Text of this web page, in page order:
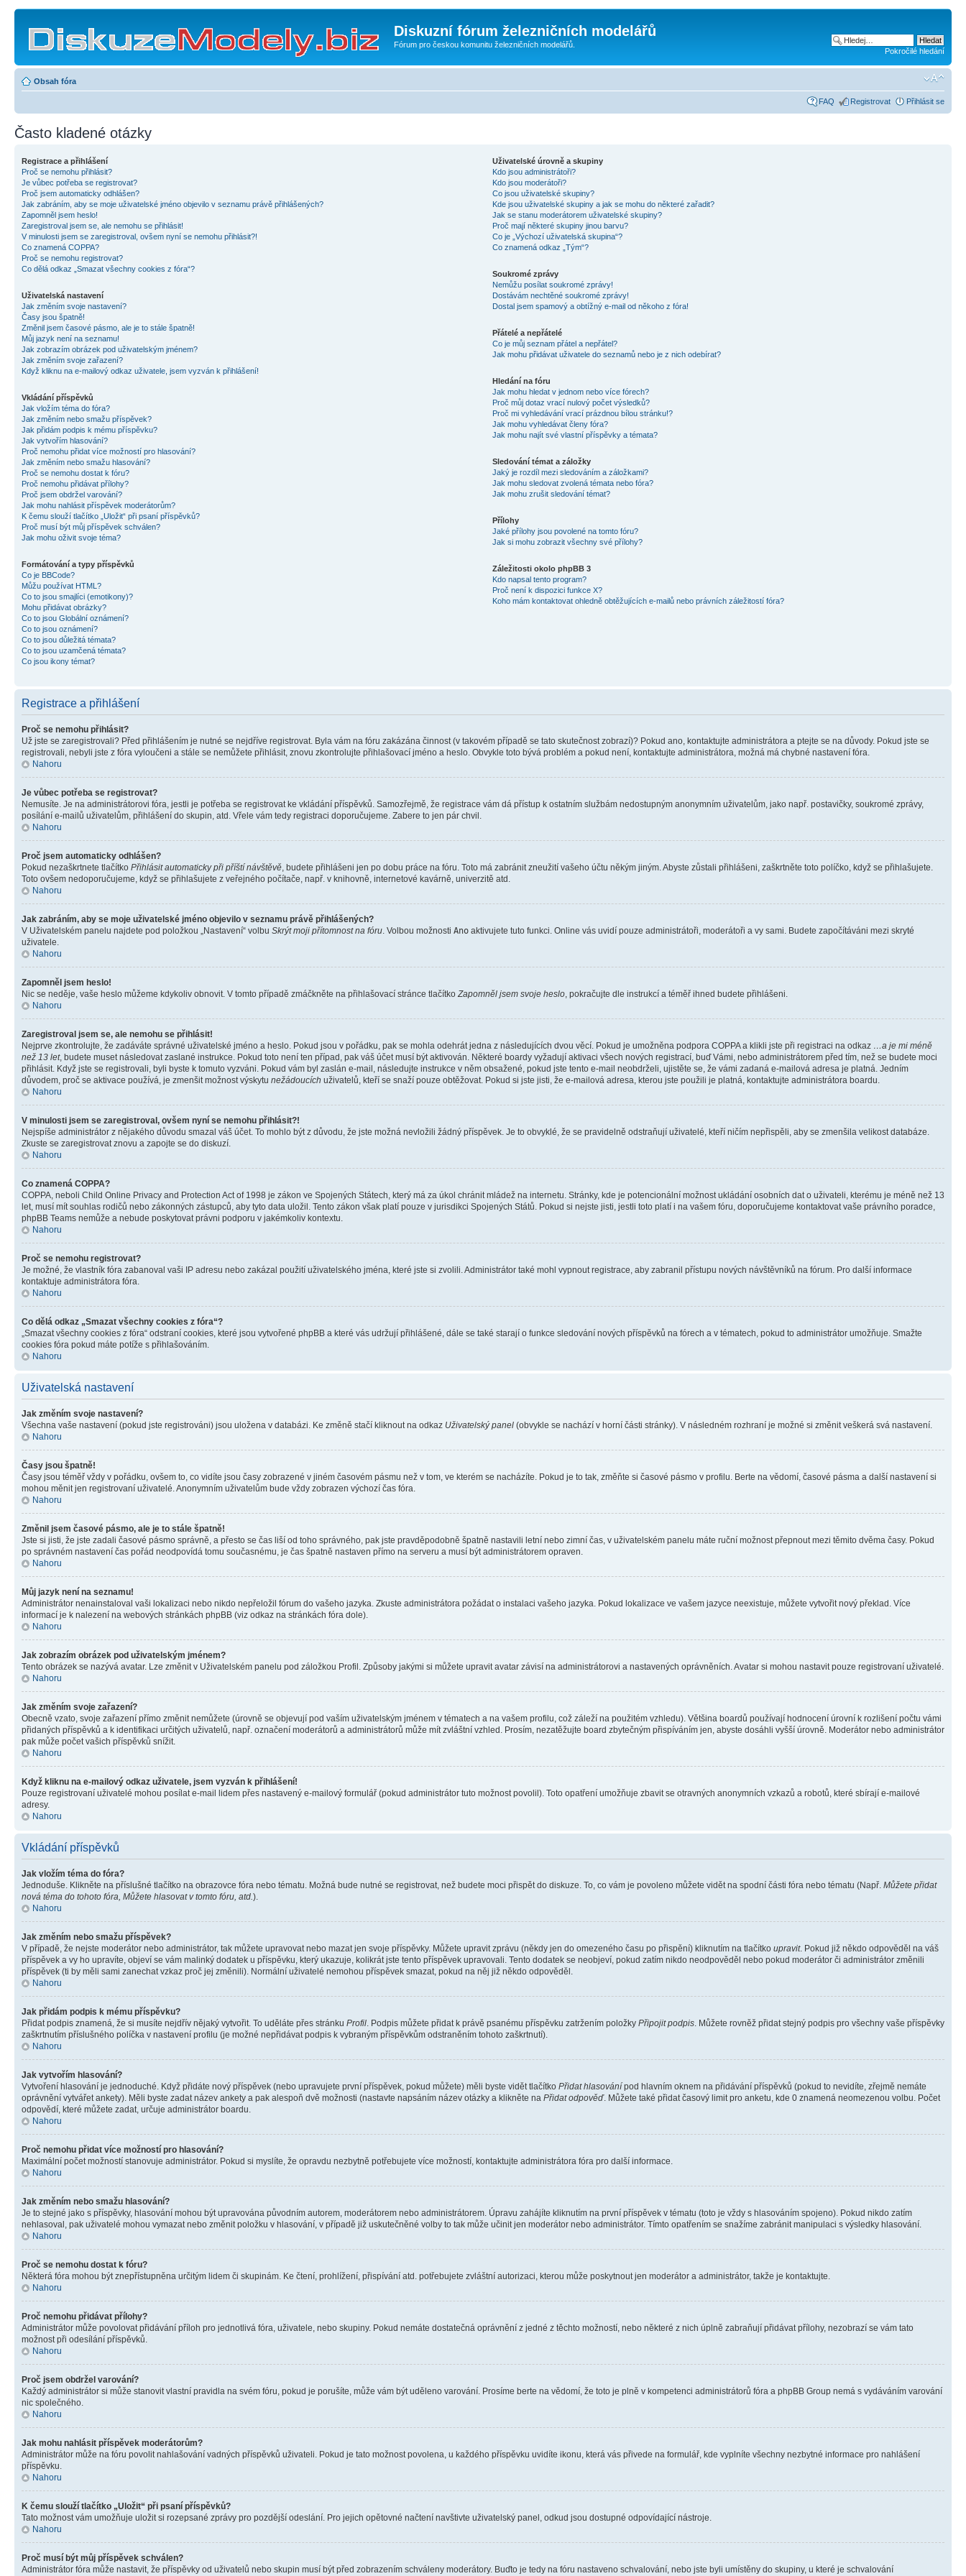
Diskuzní fórum železničních modelářů
Fórum pro českou komunitu železničních modelářů.
Pokročilé hledání
Obsah fóra
FAQ Registrovat Přihlásit se
Často kladené otázky
Registrace a přihlášení
Proč se nemohu přihlásit?
Je vůbec potřeba se registrovat?
Proč jsem automaticky odhlášen?
Jak zabráním, aby se moje uživatelské jméno objevilo v seznamu právě přihlášených?
Zapomněl jsem heslo!
Zaregistroval jsem se, ale nemohu se přihlásit!
V minulosti jsem se zaregistroval, ovšem nyní se nemohu přihlásit?!
Co znamená COPPA?
Proč se nemohu registrovat?
Co dělá odkaz „Smazat všechny cookies z fóra“?
Uživatelská nastavení
Jak změním svoje nastavení?
Časy jsou špatně!
Změnil jsem časové pásmo, ale je to stále špatně!
Můj jazyk není na seznamu!
Jak zobrazím obrázek pod uživatelským jménem?
Jak změním svoje zařazení?
Když kliknu na e-mailový odkaz uživatele, jsem vyzván k přihlášení!
Vkládání příspěvků
Jak vložím téma do fóra?
Jak změním nebo smažu příspěvek?
Jak přidám podpis k mému příspěvku?
Jak vytvořím hlasování?
Proč nemohu přidat více možností pro hlasování?
Jak změním nebo smažu hlasování?
Proč se nemohu dostat k fóru?
Proč nemohu přidávat přílohy?
Proč jsem obdržel varování?
Jak mohu nahlásit příspěvek moderátorům?
K čemu slouží tlačítko „Uložit“ při psaní příspěvků?
Proč musí být můj příspěvek schválen?
Jak mohu oživit svoje téma?
Formátování a typy příspěvků
Co je BBCode?
Můžu používat HTML?
Co to jsou smajlíci (emotikony)?
Mohu přidávat obrázky?
Co to jsou Globální oznámení?
Co to jsou oznámení?
Co to jsou důležitá témata?
Co to jsou uzamčená témata?
Co jsou ikony témat?
Uživatelské úrovně a skupiny
Kdo jsou administrátoři?
Kdo jsou moderátoři?
Co jsou uživatelské skupiny?
Kde jsou uživatelské skupiny a jak se mohu do některé zařadit?
Jak se stanu moderátorem uživatelské skupiny?
Proč mají některé skupiny jinou barvu?
Co je „Výchozí uživatelská skupina“?
Co znamená odkaz „Tým“?
Soukromé zprávy
Nemůžu posílat soukromé zprávy!
Dostávám nechtěné soukromé zprávy!
Dostal jsem spamový a obtížný e-mail od někoho z fóra!
Přátelé a nepřátelé
Co je můj seznam přátel a nepřátel?
Jak mohu přidávat uživatele do seznamů nebo je z nich odebírat?
Hledání na fóru
Jak mohu hledat v jednom nebo více fórech?
Proč můj dotaz vrací nulový počet výsledků?
Proč mi vyhledávání vrací prázdnou bílou stránku!?
Jak mohu vyhledávat členy fóra?
Jak mohu najít své vlastní příspěvky a témata?
Sledování témat a záložky
Jaký je rozdíl mezi sledováním a záložkami?
Jak mohu sledovat zvolená témata nebo fóra?
Jak mohu zrušit sledování témat?
Přílohy
Jaké přílohy jsou povolené na tomto fóru?
Jak si mohu zobrazit všechny své přílohy?
Záležitosti okolo phpBB 3
Kdo napsal tento program?
Proč není k dispozici funkce X?
Koho mám kontaktovat ohledně obtěžujících e-mailů nebo právních záležitostí fóra?
Registrace a přihlášení
Proč se nemohu přihlásit?
Už jste se zaregistrovali? Před přihlášením je nutné se nejdříve registrovat. Byla vám na fóru zakázána činnost (v takovém případě se tato skutečnost zobrazí)? Pokud ano, kontaktujte administrátora a ptejte se na důvody. Pokud jste se
registrovali, nebyli jste z fóra vyloučeni a stále se nemůžete přihlásit, znovu zkontrolujte přihlašovací jméno a heslo. Obvykle toto bývá problém a pokud není, kontaktujte administrátora, možná má chybné nastavení fóra.
Nahoru
Je vůbec potřeba se registrovat?
Nemusíte. Je na administrátorovi fóra, jestli je potřeba se registrovat ke vkládání příspěvků. Samozřejmě, že registrace vám dá přístup k ostatním službám nedostupným anonymním uživatelům, jako např. postavičky, soukromé zprávy,
posílání e-mailů uživatelům, přihlášení do skupin, atd. Vřele vám tedy registraci doporučujeme. Zabere to jen pár chvil.
Nahoru
Proč jsem automaticky odhlášen?
Pokud nezaškrtnete tlačítko Přihlásit automaticky při příští návštěvě , budete přihlášeni jen po dobu práce na fóru. Toto má zabránit zneužití vašeho účtu někým jiným. Abyste zůstali přihlášeni, zaškrtněte toto políčko, když se přihlašujete.
Toto ovšem nedoporučujeme, když se přihlašujete z veřejného počítače, např. v knihovně, internetové kavárně, univerzitě atd.
Nahoru
Jak zabráním, aby se moje uživatelské jméno objevilo v seznamu právě přihlášených?
V Uživatelském panelu najdete pod položkou „Nastavení“ volbu Skrýt moji přítomnost na fóru . Volbou možnosti Ano aktivujete tuto funkci. Online vás uvidí pouze administrátoři, moderátoři a vy sami. Budete započítáváni mezi skryté
uživatele.
Nahoru
Zapomněl jsem heslo!
Nic se neděje, vaše heslo můžeme kdykoliv obnovit. V tomto případě zmáčkněte na přihlašovací stránce tlačítko Zapomněl jsem svoje heslo , pokračujte dle instrukcí a téměř ihned budete přihlášeni.
Nahoru
Zaregistroval jsem se, ale nemohu se přihlásit!
Nejprve zkontrolujte, že zadáváte správné uživatelské jméno a heslo. Pokud jsou v pořádku, pak se mohla odehrát jedna z následujících dvou věcí. Pokud je umožněna podpora COPPA a klikli jste při registraci na odkaz …a je mi méně
než 13 let, budete muset následovat zaslané instrukce. Pokud toto není ten případ, pak váš účet musí být aktivován. Některé boardy vyžadují aktivaci všech nových registrací, buď Vámi, nebo administrátorem před tím, než se budete moci
přihlásit. Když jste se registrovali, byli byste k tomuto vyzváni. Pokud vám byl zaslán e-mail, následujte instrukce v něm obsažené, pokud jste tento e-mail neobdrželi, ujistěte se, že vámi zadaná e-mailová adresa je platná. Jedním
důvodem, proč se aktivace používá, je zmenšit možnost výskytu nežádoucích uživatelů, kteří se snaží pouze obtěžovat. Pokud si jste jisti, že e-mailová adresa, kterou jste použili je platná, kontaktujte administrátora boardu.
Nahoru
V minulosti jsem se zaregistroval, ovšem nyní se nemohu přihlásit?!
Nejspíše administrátor z nějakého důvodu smazal váš účet. To mohlo být z důvodu, že jste možná nevložili žádný příspěvek. Je to obvyklé, že se pravidelně odstraňují uživatelé, kteří ničím nepřispěli, aby se zmenšila velikost databáze.
Zkuste se zaregistrovat znovu a zapojte se do diskuzí.
Nahoru
Co znamená COPPA?
COPPA, neboli Child Online Privacy and Protection Act of 1998 je zákon ve Spojených Státech, který má za úkol chránit mládež na internetu. Stránky, kde je potencionální možnost ukládání osobních dat o uživateli, kterému je méně než 13
let, musí mít souhlas rodičů nebo zákonných zástupců, aby tyto data uložil. Tento zákon však platí pouze v jurisdikci Spojených Států. Pokud si nejste jisti, jestli toto platí i na vašem fóru, doporučujeme kontaktovat vaše právního poradce,
phpBB Teams nemůže a nebude poskytovat právni podporu v jakémkoliv kontextu.
Nahoru
Proč se nemohu registrovat?
Je možné, že vlastník fóra zabanoval vaši IP adresu nebo zakázal použití uživatelského jména, které jste si zvolili. Administrátor také mohl vypnout registrace, aby zabranil přístupu nových návštěvníků na fórum. Pro další informace
kontaktuje administrátora fóra.
Nahoru
Co dělá odkaz „Smazat všechny cookies z fóra“?
„Smazat všechny cookies z fóra“ odstraní cookies, které jsou vytvořené phpBB a které vás udržují přihlášené, dále se také starají o funkce sledování nových příspěvků na fórech a v tématech, pokud to administrátor umožňuje. Smažte
cookies fóra pokud máte potíže s přihlašováním.
Nahoru
Uživatelská nastavení
Jak změním svoje nastavení?
Všechna vaše nastavení (pokud jste registrováni) jsou uložena v databázi. Ke změně stačí kliknout na odkaz Uživatelský panel (obvykle se nachází v horní části stránky). V následném rozhraní je možné si změnit veškerá svá nastavení.
Nahoru
Časy jsou špatně!
Časy jsou téměř vždy v pořádku, ovšem to, co vidíte jsou časy zobrazené v jiném časovém pásmu než v tom, ve kterém se nacházíte. Pokud je to tak, změňte si časové pásmo v profilu. Berte na vědomí, časové pásma a další nastavení si
mohou měnit jen registrovaní uživatelé. Anonymním uživatelům bude vždy zobrazen výchozí čas fóra.
Nahoru
Změnil jsem časové pásmo, ale je to stále špatně!
Jste si jisti, že jste zadali časové pásmo správně, a přesto se čas liší od toho správného, pak jste pravděpodobně špatně nastavili letní nebo zimní čas, v uživatelském panelu máte ruční možnost přepnout mezi těmito dvěma časy. Pokud
po správném nastavení čas pořád neodpovídá tomu současnému, je čas špatně nastaven přímo na serveru a musí být administrátorem opraven.
Nahoru
Můj jazyk není na seznamu!
Administrátor nenainstaloval vaši lokalizaci nebo nikdo nepřeložil fórum do vašeho jazyka. Zkuste administrátora požádat o instalaci vašeho jazyka. Pokud lokalizace ve vašem jazyce neexistuje, můžete vytvořit nový překlad. Více
informací je k nalezení na webových stránkách phpBB (viz odkaz na stránkách fóra dole).
Nahoru
Jak zobrazím obrázek pod uživatelským jménem?
Tento obrázek se nazývá avatar. Lze změnit v Uživatelském panelu pod záložkou Profil. Způsoby jakými si můžete upravit avatar závisí na administrátorovi a nastavených oprávněních. Avatar si mohou nastavit pouze registrovaní uživatelé.
Nahoru
Jak změním svoje zařazení?
Obecně vzato, svoje zařazení přímo změnit nemůžete (úrovně se objevují pod vaším uživatelským jménem v tématech a na vašem profilu, což záleží na použitém vzhledu). Většina boardů používají hodnocení úrovní k rozlišení počtu vámi
přidaných příspěvků a k identifikaci určitých uživatelů, např. označení moderátorů a administrátorů může mít zvláštní vzhled. Prosím, nezatěžujte board zbytečným přispíváním jen, abyste dosáhli vyšší úrovně. Moderátor nebo administrátor
pak může počet vašich příspěvků snížit.
Nahoru
Když kliknu na e-mailový odkaz uživatele, jsem vyzván k přihlášení!
Pouze registrovaní uživatelé mohou posílat e-mail lidem přes nastavený e-mailový formulář (pokud administrátor tuto možnost povolil). Toto opatření umožňuje zbavit se otravných anonymních vzkazů a robotů, které sbírají e-mailové
adresy.
Nahoru
Vkládání příspěvků
Jak vložím téma do fóra?
Jednoduše. Klikněte na příslušné tlačítko na obrazovce fóra nebo tématu. Možná bude nutné se registrovat, než budete moci přispět do diskuze. To, co vám je povoleno můžete vidět na spodní části fóra nebo tématu (Např. Můžete přidat
nová téma do tohoto fóra, Můžete hlasovat v tomto fóru, atd. ).
Nahoru
Jak změním nebo smažu příspěvek?
V případě, že nejste moderátor nebo administrátor, tak můžete upravovat nebo mazat jen svoje příspěvky. Můžete upravit zprávu (někdy jen do omezeného času po přispění) kliknutím na tlačítko upravit. Pokud již někdo odpověděl na váš
příspěvek a vy ho upravíte, objeví se vám malinký dodatek u příspěvku, který ukazuje, kolikrát jste tento příspěvek upravovali. Tento dodatek se neobjeví, pokud zatím nikdo neodpověděl nebo pokud moderátor či administrátor změnili
příspěvek (ti by měli sami zanechat vzkaz proč jej změnili). Normální uživatelé nemohou příspěvek smazat, pokud na něj již někdo odpověděl.
Nahoru
Jak přidám podpis k mému příspěvku?
Přidat podpis znamená, že si musíte nejdřív nějaký vytvořit. To uděláte přes stránku Profil . Podpis můžete přidat k právě psanému příspěvku zatržením položky Připojit podpis . Můžete rovněž přidat stejný podpis pro všechny vaše příspěvky
zaškrtnutím příslušného políčka v nastavení profilu (je možné nepřidávat podpis k vybraným příspěvkům odstraněním tohoto zaškrtnutí).
Nahoru
Jak vytvořím hlasování?
Vytvoření hlasování je jednoduché. Když přidáte nový příspěvek (nebo upravujete první příspěvek, pokud můžete) měli byste vidět tlačítko Přidat hlasovánípod hlavním oknem na přidávání příspěvků (pokud to nevidíte, zřejmě nemáte
oprávnění vytvářet ankety). Měli byste zadat název ankety a pak alespoň dvě možnosti (nastavte napsáním název otázky a klikněte na Přidat odpověď. Můžete také přidat časový limit pro anketu, kde 0 znamená neomezenou volbu. Počet
odpovědí, které můžete zadat, určuje administrátor boardu.
Nahoru
Proč nemohu přidat více možností pro hlasování?
Maximální počet možností stanovuje administrátor. Pokud si myslíte, že opravdu nezbytně potřebujete více možností, kontaktujte administrátora fóra pro další informace.
Nahoru
Jak změním nebo smažu hlasování?
Je to stejné jako s příspěvky, hlasování mohou být upravována původním autorem, moderátorem nebo administrátorem. Úpravu zahájíte kliknutím na první příspěvek v tématu (toto je vždy s hlasováním spojeno). Pokud nikdo zatím
nehlasoval, pak uživatelé mohou vymazat nebo změnit položku v hlasování, v případě již uskutečněné volby to tak může učinit jen moderátor nebo administrátor. Tímto opatřením se snažíme zabránit manipulaci s výsledky hlasování.
Nahoru
Proč se nemohu dostat k fóru?
Některá fóra mohou být znepřístupněna určitým lidem či skupinám. Ke čtení, prohlížení, přispívání atd. potřebujete zvláštní autorizaci, kterou může poskytnout jen moderátor a administrátor, takže je kontaktujte.
Nahoru
Proč nemohu přidávat přílohy?
Administrátor může povolovat přidávání příloh pro jednotlivá fóra, uživatele, nebo skupiny. Pokud nemáte dostatečná oprávnění z jedné z těchto možností, nebo některé z nich úplně zabraňují přidávat přílohy, nezobrazí se vám tato
možnost při odesílání příspěvků.
Nahoru
Proč jsem obdržel varování?
Každý administrátor si může stanovit vlastní pravidla na svém fóru, pokud je porušíte, může vám být uděleno varování. Prosíme berte na vědomí, že toto je plně v kompetenci administrátorů fóra a phpBB Group nemá s vydáváním varování
nic společného.
Nahoru
Jak mohu nahlásit příspěvek moderátorům?
Administrátor může na fóru povolit nahlašování vadných příspěvků uživateli. Pokud je tato možnost povolena, u každého příspěvku uvidíte ikonu, která vás přivede na formulář, kde vyplníte všechny nezbytné informace pro nahlášení
příspěvku.
Nahoru
K čemu slouží tlačítko „Uložit“ při psaní příspěvků?
Tato možnost vám umožňuje uložit si rozepsané zprávy pro pozdější odeslání. Pro jejich opětovné načtení navštivte uživatelský panel, odkud jsou dostupné odpovídající nástroje.
Nahoru
Proč musí být můj příspěvek schválen?
Administrátor fóra může nastavit, že příspěvky od uživatelů nebo skupin musí být před zobrazením schváleny moderátory. Buďto je tedy na fóru nastaveno schvalování, nebo jste byli umístěny do skupiny, u které je schvalování